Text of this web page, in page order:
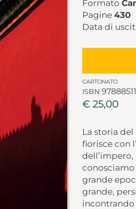
Formato
Pagine 430
Data di
CARTONATO
ISBN
€ 25,00
La storia
fiorisce con
grande
grande,
incontrando